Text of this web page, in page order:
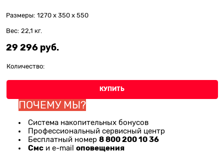
Размеры: 1270 x 350 x 550
Вес: 22,1 кг.
29 296 руб.
Количество:
КУПИТЬ
ПОЧЕМУ МЫ?
Система накопительных бонусов
Профессиональный сервисный центр
Бесплатный номер 8 800 200 10 36
Смс и e-mail оповещения